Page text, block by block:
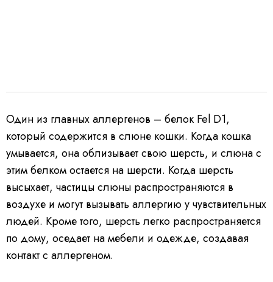
Один из главных аллергенов – белок Fel D1,
который содержится в слюне кошки. Когда кошка
умывается, она облизывает свою шерсть, и слюна с
этим белком остается на шерсти. Когда шерсть
высыхает, частицы слюны распространяются в
воздухе и могут вызывать аллергию у чувствительных
людей. Кроме того, шерсть легко распространяется
по дому, оседает на мебели и одежде, создавая
контакт с аллергеном.